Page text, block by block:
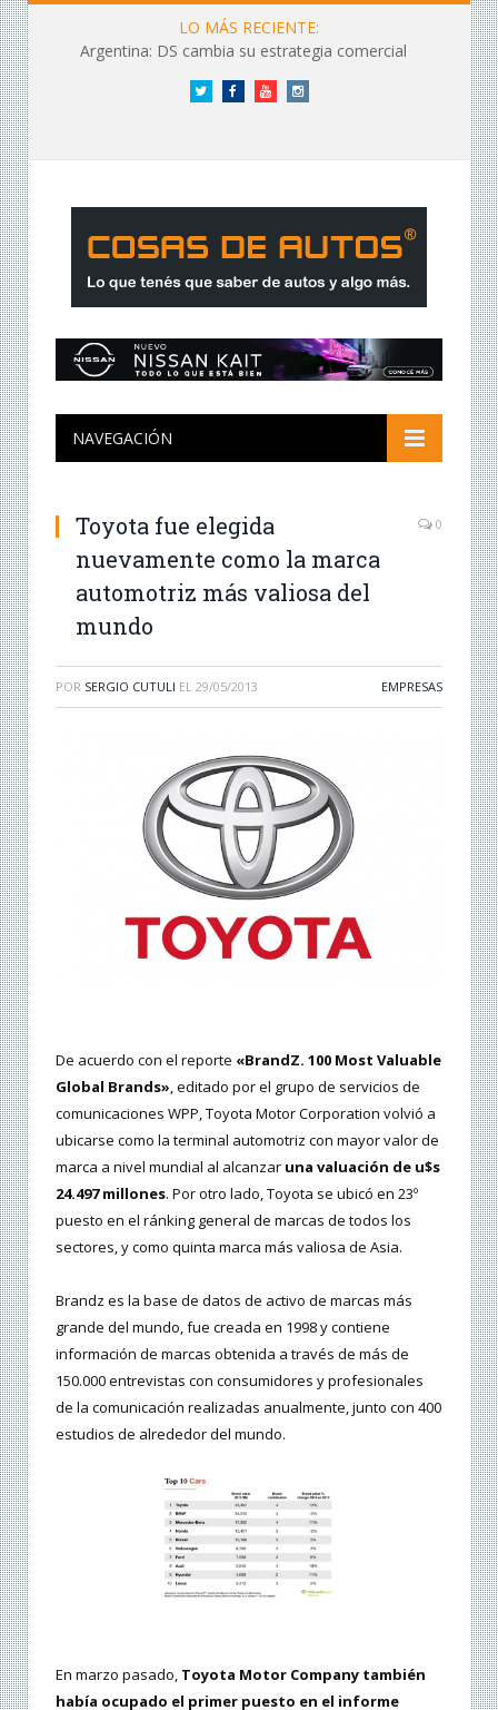
LO MÁS RECIENTE:
Argentina: DS cambia su estrategia comercial
Twitter FacebookYouTubeInstagram
NAVEGACIÓN
Toyota fue elegida
nuevamente como la marca
automotriz más valiosa del
mundo
0
POR SERGIO CUTULI EL 29/05/2013 EMPRESAS
De acuerdo con el reporte «BrandZ. 100 Most Valuable
Global Brands» , editado por el grupo de servicios de
comunicaciones WPP, Toyota Motor Corporation volvió a
ubicarse como la terminal automotriz con mayor valor de
marca a nivel mundial al alcanzar una valuación de u$s
24.497 millones. Por otro lado, Toyota se ubicó en 23º
puesto en el ránking general de marcas de todos los
sectores, y como quinta marca más valiosa de Asia.
Brandz es la base de datos de activo de marcas más
grande del mundo, fue creada en 1998 y contiene
información de marcas obtenida a través de más de
150.000 entrevistas con consumidores y profesionales
de la comunicación realizadas anualmente, junto con 400
estudios de alrededor del mundo.
En marzo pasado, Toyota Motor Company también
había ocupado el primer puesto en el informe